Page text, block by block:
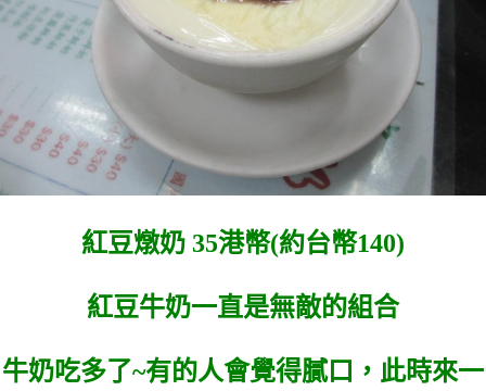
紅豆燉奶 35港幣(約台幣140)
紅豆牛奶一直是無敵的組合
牛奶吃多了~有的人會覺得膩口，此時來一